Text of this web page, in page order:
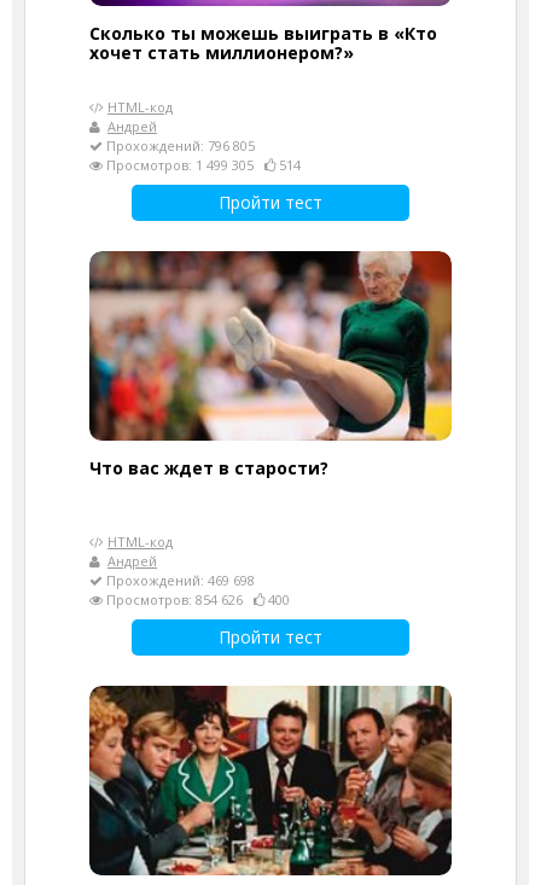
Сколько ты можешь выиграть в «Кто
хочет стать миллионером?»
HTML-код
Андрей
Прохождений: 796 805
Просмотров: 1 499 305
514
Пройти тест
Что вас ждет в старости?
HTML-код
Андрей
Прохождений: 469 698
Просмотров: 854 626
400
Пройти тест